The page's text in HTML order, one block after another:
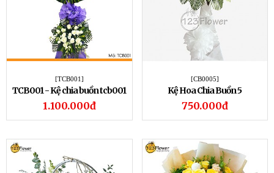
[TCB001]
TCB001 - Kệ chia buồn tcb001
1.100.000đ
[CB0005]
Kệ Hoa Chia Buồn 5
750.000đ